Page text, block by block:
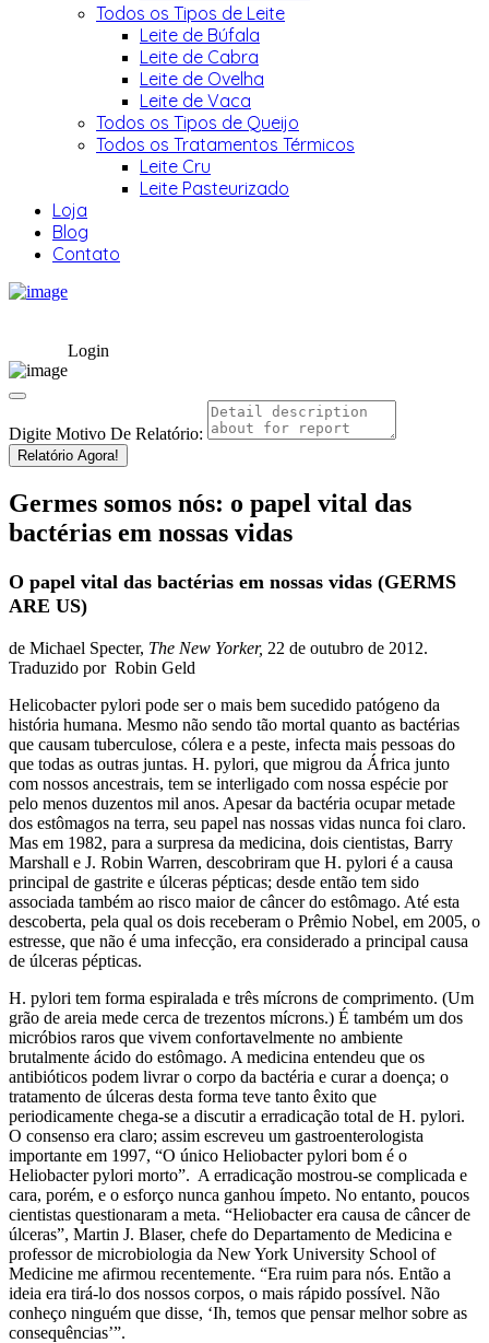
Todos os Tipos de Leite
Leite de Búfala
Leite de Cabra
Leite de Ovelha
Leite de Vaca
Todos os Tipos de Queijo
Todos os Tratamentos Térmicos
Leite Cru
Leite Pasteurizado
Loja
Blog
Contato
Login
Digite Motivo De Relatório:
Relatório Agora!
Germes somos nós: o papel vital das
bactérias em nossas vidas
O papel vital das bactérias em nossas vidas (GERMS
ARE US)
de Michael Specter, The New Yorker, 22 de outubro de 2012.
Traduzido por Robin Geld
Helicobacter pylori pode ser o mais bem sucedido patógeno da
história humana. Mesmo não sendo tão mortal quanto as bactérias
que causam tuberculose, cólera e a peste, infecta mais pessoas do
que todas as outras juntas. H. pylori, que migrou da África junto
com nossos ancestrais, tem se interligado com nossa espécie por
pelo menos duzentos mil anos. Apesar da bactéria ocupar metade
dos estômagos na terra, seu papel nas nossas vidas nunca foi claro.
Mas em 1982, para a surpresa da medicina, dois cientistas, Barry
Marshall e J. Robin Warren, descobriram que H. pylori é a causa
principal de gastrite e úlceras pépticas; desde então tem sido
associada também ao risco maior de câncer do estômago. Até esta
descoberta, pela qual os dois receberam o Prêmio Nobel, em 2005, o
estresse, que não é uma infecção, era considerado a principal causa
de úlceras pépticas.
H. pylori tem forma espiralada e três mícrons de comprimento. (Um
grão de areia mede cerca de trezentos mícrons.) É também um dos
micróbios raros que vivem confortavelmente no ambiente
brutalmente ácido do estômago. A medicina entendeu que os
antibióticos podem livrar o corpo da bactéria e curar a doença; o
tratamento de úlceras desta forma teve tanto êxito que
periodicamente chega-se a discutir a erradicação total de H. pylori.
O consenso era claro; assim escreveu um gastroenterologista
importante em 1997, “O único Heliobacter pylori bom é o
Heliobacter pylori morto”. A erradicação mostrou-se complicada e
cara, porém, e o esforço nunca ganhou ímpeto. No entanto, poucos
cientistas questionaram a meta. “Heliobacter era causa de câncer de
úlceras”, Martin J. Blaser, chefe do Departamento de Medicina e
professor de microbiologia da New York University School of
Medicine me afirmou recentemente. “Era ruim para nós. Então a
ideia era tirá-lo dos nossos corpos, o mais rápido possível. Não
conheço ninguém que disse, ‘Ih, temos que pensar melhor sobre as
consequências’”.